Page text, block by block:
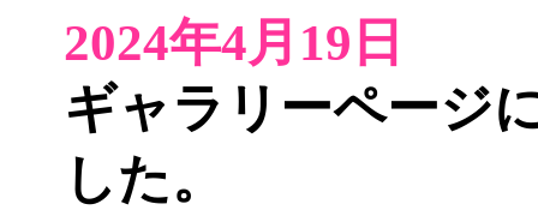
2024年4月19日
ギャラリーページ
した。